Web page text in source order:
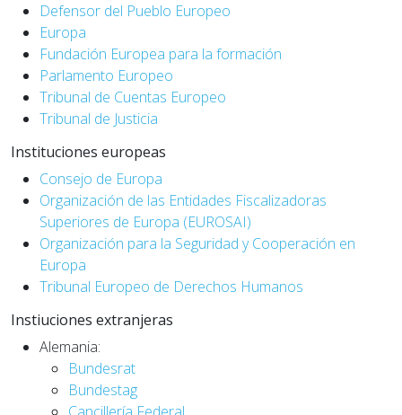
Defensor del Pueblo Europeo
Europa
Fundación Europea para la formación
Parlamento Europeo
Tribunal de Cuentas Europeo
Tribunal de Justicia
Instituciones europeas
Consejo de Europa
Organización de las Entidades Fiscalizadoras
Superiores de Europa (EUROSAI)
Organización para la Seguridad y Cooperación en
Europa
Tribunal Europeo de Derechos Humanos
Instiuciones extranjeras
Alemania:
Bundesrat
Bundestag